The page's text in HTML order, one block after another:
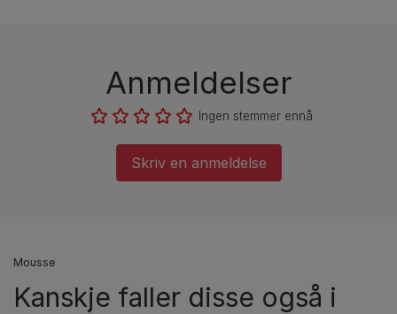
Anmeldelser
Ingen stemmer ennå
Skriv en anmeldelse
Mousse
Kanskje faller disse også i